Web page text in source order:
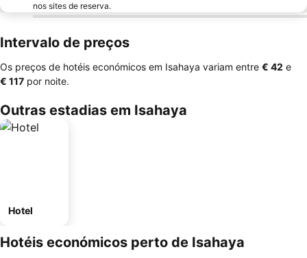
nos sites de reserva.
Intervalo de preços
Os preços de hotéis económicos em Isahaya variam entre ‎€ 42 e
‎€ 117 por noite.
Outras estadias em Isahaya
Hotel
Hotéis económicos perto de Isahaya